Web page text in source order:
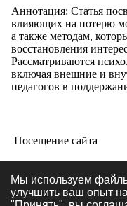
Аннотация: Статья
влияющих на потерю
а также методам,
восстановления
Рассматриваются
включая внешние и
педагогов в
Посещение сайта
Мы используем
улучшить ваш опыт